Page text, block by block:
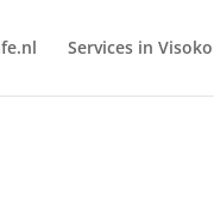
Services in Visoko